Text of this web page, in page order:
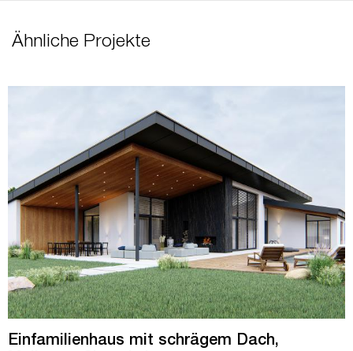
Ähnliche Projekte
Einfamilienhaus mit schrägem Dach,